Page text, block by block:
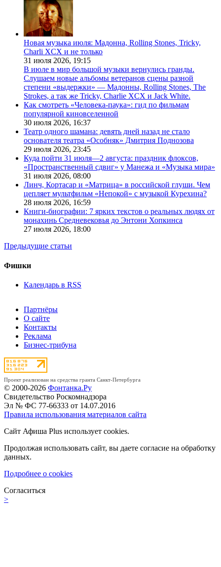
Новая музыка июля: Мадонна, Rolling Stones, Tricky,
Charli XCX и не только
31 июля 2026, 19:15
В июле в мир большой музыки вернулись гранды.
Слушаем новые альбомы ветеранов сцены разной
степени «выдержки» — Мадонны, Rolling Stones, The
Strokes, а так же Tricky, Charlie XCX и Jack White.
Как смотреть «Человека-паука»: гид по фильмам
популярной киновселенной
30 июля 2026, 16:37
Театр одного шамана: девять дней назад не стало
основателя театра «Особняк» Дмитрия Поднозова
29 июля 2026, 23:45
Куда пойти 31 июля—2 августа: праздник флоксов,
«Пространственный сдвиг» у Манежа и «Музыка мира»
31 июля 2026, 08:00
Линч, Кортасар и «Матрица» в российской глуши. Чем
цепляет мультфильм «Непокой» с музыкой Курехина?
28 июля 2026, 16:59
Книги-биографии: 7 ярких текстов о реальных людях от
монахинь Средневековья до Энтони Хопкинса
27 июля 2026, 18:00
Предыдущие статьи
Фишки
Календарь в RSS
Партнёры
О сайте
Контакты
Реклама
Бизнес-трибуна
Проект реализован на средства гранта Санкт-Петербурга
© 2000-2026 Фонтанка.Ру
Свидетельство Роскомнадзора
Эл № ФС 77-66333 от 14.07.2016
Правила использования материалов сайта
Сайт Афиша Plus использует cookies.
Продолжая использовать сайт, вы даете согласие на обработку
данных.
Подробнее о cookies
Согласиться
>